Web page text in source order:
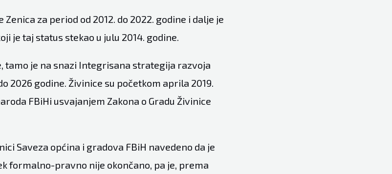
za period od 2012. do 2022. godine i dalje je
je taj status stekao u julu 2014. godine.
tamo je na snazi Integrisana strategija razvoja
2026 godine. Živinice su početkom aprila 2019.
FBiHi usvajanjem Zakona o Gradu Živinice
Saveza općina i gradova FBiH navedeno da je
formalno-pravno nije okončano, pa je, prema